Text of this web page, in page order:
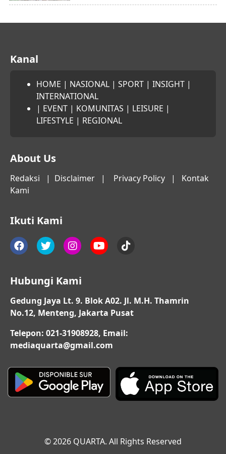
Kanal
HOME | NASIONAL | SPORT | INSIGHT |
INTERNATIONAL
| EVENT | KOMUNITAS | LEISURE |
LIFESTYLE | REGIONAL
About Us
Redaksi | Disclaimer | Privacy Policy | Kontak
Kami
Ikuti Kami
Hubungi Kami
Gedung Jaya Lt. 9. Blok A02. Jl. M.H. Thamrin
No.12, Menteng, Jakarta Pusat
Telepon: 021-31908928, Email:
mediaquarta@gmail.com
© 2026 QUARTA. All Rights Reserved